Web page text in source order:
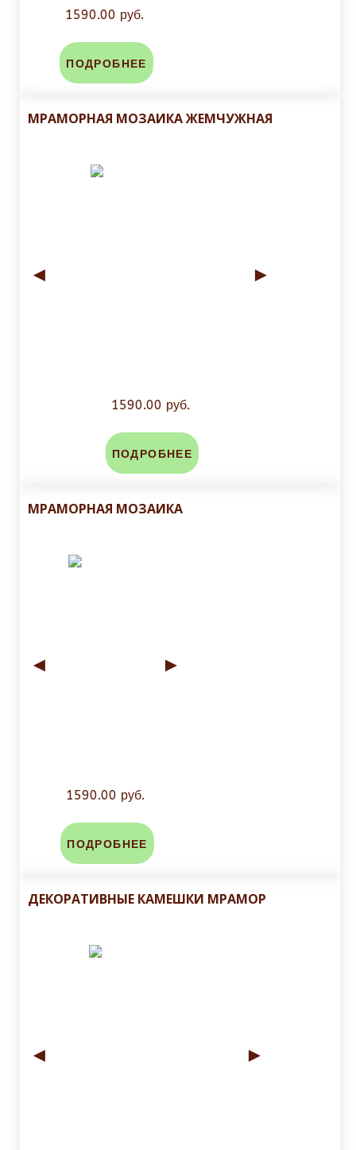
1590.00 руб.
ПОДРОБНЕЕ
МРАМОРНАЯ МОЗАИКА ЖЕМЧУЖНАЯ
◄ ►
1590.00 руб.
ПОДРОБНЕЕ
МРАМОРНАЯ МОЗАИКА
◄ ►
1590.00 руб.
ПОДРОБНЕЕ
ДЕКОРАТИВНЫЕ КАМЕШКИ МРАМОР
◄ ►